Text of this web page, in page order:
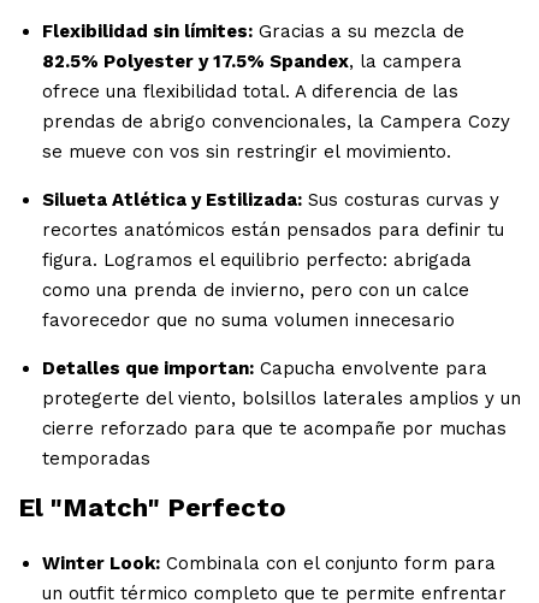
Flexibilidad sin límites: Gracias a su mezcla de
82.5% Polyester y 17.5% Spandex, la campera
ofrece una flexibilidad total. A diferencia de las
prendas de abrigo convencionales, la Campera Cozy
se mueve con vos sin restringir el movimiento.
Silueta Atlética y Estilizada: Sus costuras curvas y
recortes anatómicos están pensados para definir tu
figura. Logramos el equilibrio perfecto: abrigada
como una prenda de invierno, pero con un calce
favorecedor que no suma volumen innecesario
Detalles que importan: Capucha envolvente para
protegerte del viento, bolsillos laterales amplios y un
cierre reforzado para que te acompañe por muchas
temporadas
El "Match" Perfecto
Winter Look: Combinala con el conjunto form para
un outfit térmico completo que te permite enfrentar